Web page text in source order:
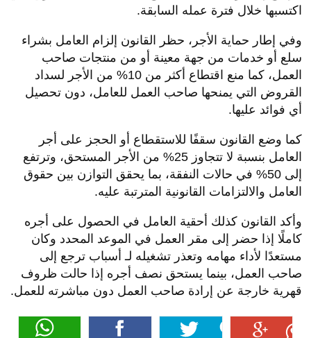
اكتسبها خلال فترة عمله السابقة.
وفي إطار حماية الأجر، حظر القانون إلزام العامل بشراء
سلع أو خدمات من جهة معينة أو من منتجات صاحب
العمل، كما منع اقتطاع أكثر من 10% من الأجر لسداد
القروض التي يمنحها صاحب العمل للعامل، دون تحصيل
أي فوائد عليها.
كما وضع القانون سقفًا للاستقطاع أو الحجز على أجر
العامل بنسبة لا تتجاوز 25% من الأجر المستحق، وترتفع
إلى 50% في حالات النفقة، بما يحقق التوازن بين حقوق
العامل والالتزامات القانونية المترتبة عليه.
وأكد القانون كذلك أحقية العامل في الحصول على أجره
كاملًا إذا حضر إلى مقر العمل في الموعد المحدد وكان
مستعدًا لأداء مهامه وتعذر تشغيله لـ أسباب ترجع إلى
صاحب العمل، بينما يستحق نصف أجره إذا حالت ظروف
قهرية خارجة عن إرادة صاحب العمل دون مباشرته للعمل.